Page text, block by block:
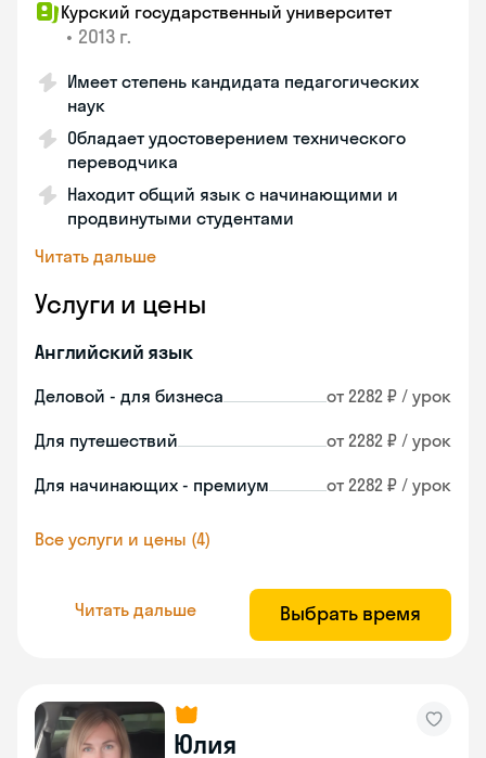
Курский государственный университет
• 2013 г.
Имеет степень кандидата педагогических
наук
Обладает удостоверением технического
переводчика
Находит общий язык с начинающими и
продвинутыми студентами
Читать дальше
Услуги и цены
Английский язык
Деловой - для бизнеса от 2282 ₽ / урок
Для путешествий от 2282 ₽ / урок
Для начинающих - премиум от 2282 ₽ / урок
Все услуги и цены (4)
Читать дальше Выбрать время
Юлия